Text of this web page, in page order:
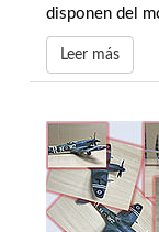
disponen del
Leer más